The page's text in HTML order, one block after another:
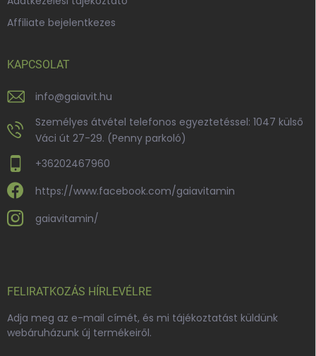
Affiliate bejelentkezes
KAPCSOLAT
info@gaiavit.hu
Személyes átvétel telefonos egyeztetéssel: 1047 külső
Váci út 27-29. (Penny parkoló)
+36202467960
https://www.facebook.com/gaiavitamin
gaiavitamin/
FELIRATKOZÁS HÍRLEVÉLRE
Adja meg az e-mail címét, és mi tájékoztatást küldünk
webáruházunk új termékeiről.